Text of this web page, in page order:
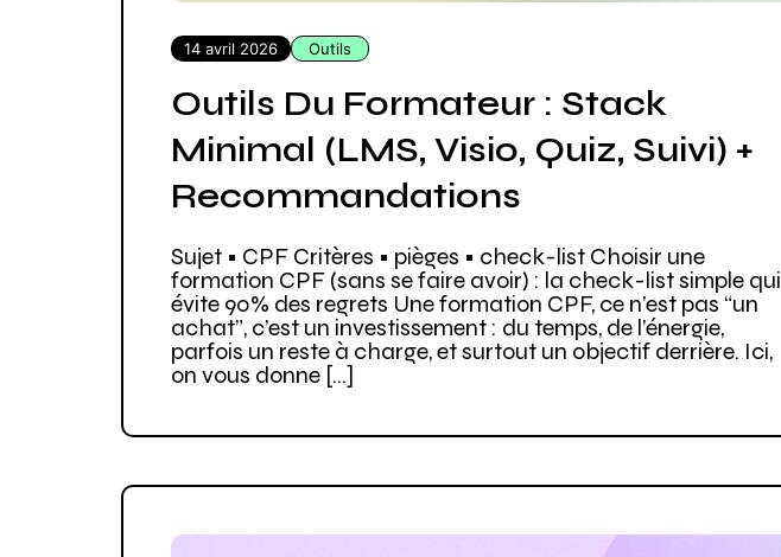
14 avril 2026 Outils
Outils Du Formateur : Stack
Minimal (LMS, Visio, Quiz, Suivi) +
Recommandations
Sujet • CPF Critères • pièges • check-list Choisir une
formation CPF (sans se faire avoir) : la check-list simple qui
évite 90% des regrets Une formation CPF, ce n’est pas “un
achat”, c’est un investissement : du temps, de l’énergie,
parfois un reste à charge, et surtout un objectif derrière. Ici,
on vous donne […]